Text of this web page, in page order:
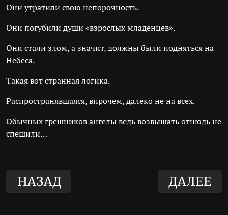
Они утратили свою непорочность.
Они погубили души «взрослых младенцев».
Они стали злом, а значит, должны были подняться на
Небеса.
Такая вот странная логика.
Распространявшаяся, впрочем, далеко не на всех.
Обычных грешников ангелы ведь возвышать отнюдь не
спешили…
НАЗАД ДАЛЕЕ